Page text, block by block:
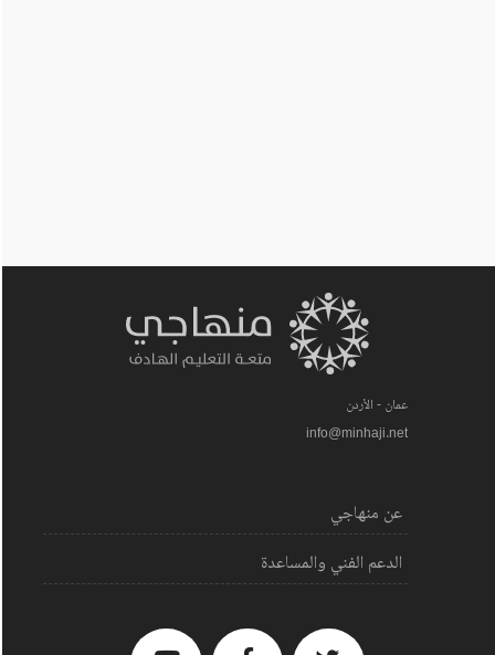
عمان - الأردن
info@minhaji.net
عن منهاجي
الدعم الفني والمساعدة